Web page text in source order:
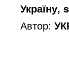
Україну,
Автор: